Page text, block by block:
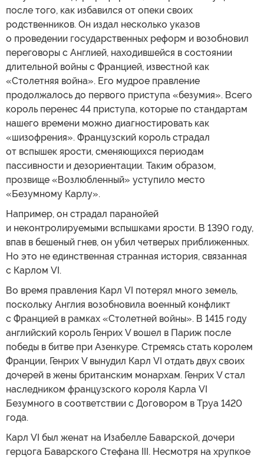
после того, как избавился от опеки своих
родственников. Он издал несколько указов
о проведении государственных реформ и возобновил
переговоры с Англией, находившейся в состоянии
длительной войны с Францией, известной как
«Столетняя война». Его мудрое правление
продолжалось до первого приступа «безумия». Всего
король перенес 44 приступа, которые по стандартам
нашего времени можно диагностировать как
«шизофрения». Французский король страдал
от вспышек ярости, сменяющихся периодам
пассивности и дезориентации. Таким образом,
прозвище «Возлюбленный» уступило место
«Безумному Карлу».
Например, он страдал паранойей
и неконтролируемыми вспышками ярости. В 1390 году,
впав в бешеный гнев, он убил четверых приближенных.
Но это не единственная странная история, связанная
с Карлом VI.
Во время правления Карл VI потерял много земель,
поскольку Англия возобновила военный конфликт
с Францией в рамках «Столетней войны». В 1415 году
английский король Генрих V вошел в Париж после
победы в битве при Азенкуре. Стремясь стать королем
Франции, Генрих V вынудил Карл VI отдать двух своих
дочерей в жены британским монархам. Генрих V стал
наследником французского короля Карла VI
Безумного в соответствии с Договором в Труа 1420
года.
Карл VI был женат на Изабелле Баварской, дочери
герцога Баварского Стефана III. Несмотря на хрупкое